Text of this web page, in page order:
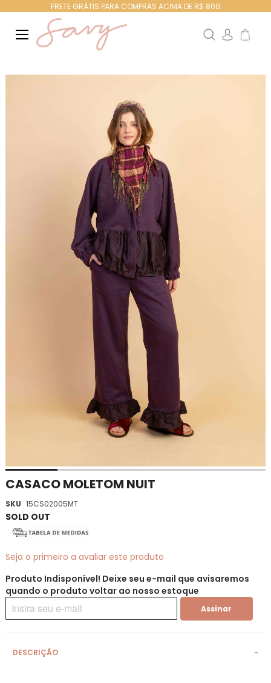
FRETE GRÁTIS PARA COMPRAS ACIMA DE R$ 800
Search
Meu
CASACO MOLETOM NUIT
SKU 15CS02005MT
Seja o primeiro a avaliar este produto
Produto Indisponível! Deixe seu e-mail que avisaremos
quando o produto voltar ao nosso estoque
Assinar
DESCRIÇÃO
Saltar
o
início
da
Galeria
de
imagens